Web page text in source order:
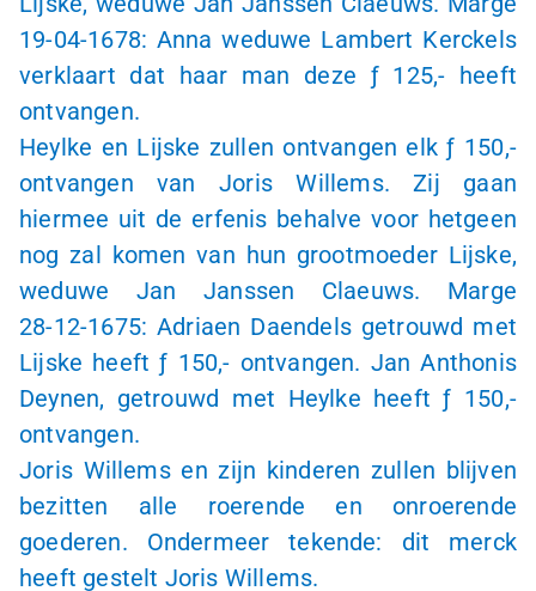
19-04-1678: Anna weduwe Lambert Kerckels
verklaart dat haar man deze ƒ 125,- heeft
ontvangen.
Heylke en Lijske zullen ontvangen elkƒ 150,-
ontvangen van Joris Willems. Zij gaan
hiermee uit de erfenis behalve voor hetgeen
nog zal komen van hun grootmoeder Lijske,
weduwe Jan Janssen Claeuws. Marge
28-12-1675: Adriaen Daendels getrouwd met
Lijske heeftƒ 150,- ontvangen. Jan Anthonis
Deynen, getrouwd met Heylke heeftƒ 150,-
ontvangen.
Joris Willems en zijn kinderen zullen blijven
bezitten alle roerende en onroerende
goederen. Ondermeer tekende: dit merck
heeft gestelt Joris Willems.